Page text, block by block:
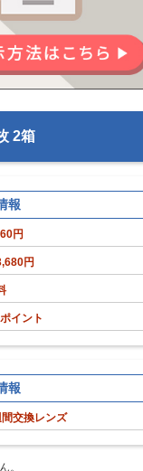
2箱
報
円
円
イント
報
交換レンズ
。